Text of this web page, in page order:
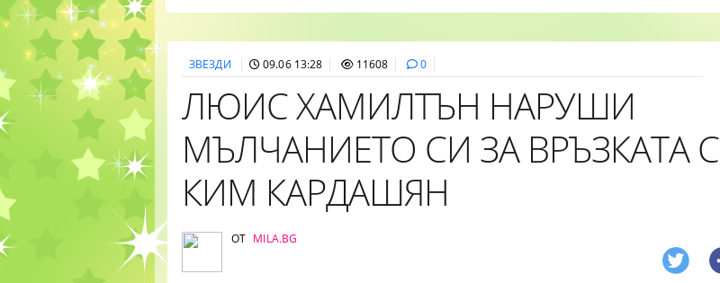
ЗВЕЗДИ 09.06 13:28 11608 0
ЛЮИС ХАМИЛТЪН НАРУШИ
МЪЛЧАНИЕТО СИ ЗА ВРЪЗКАТА С
КИМ КАРДАШЯН
ОТ MILA.BG